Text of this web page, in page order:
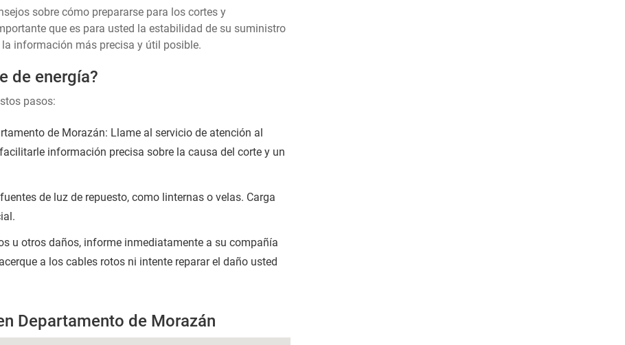
sobre cómo prepararse para los cortes y
que es para usted la estabilidad de su suministro
información más precisa y útil posible.
de energía?
pasos:
de Morazán: Llame al servicio de atención al
información precisa sobre la causa del corte y un
de luz de repuesto, como linternas o velas. Carga
u otros daños, informe inmediatamente a su compañía
a los cables rotos ni intente reparar el daño usted
Departamento de Morazán